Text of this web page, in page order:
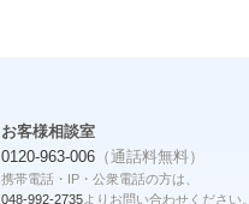
お客様相談室
0120-963-006 （通話料無料）
携帯電話・IP・公衆電話の方は、
048-992-2735よりお問い合わせください。